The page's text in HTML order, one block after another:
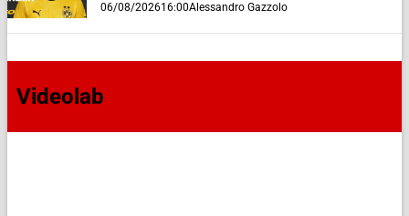
06/08/202616:00Alessandro Gazzolo
Videolab